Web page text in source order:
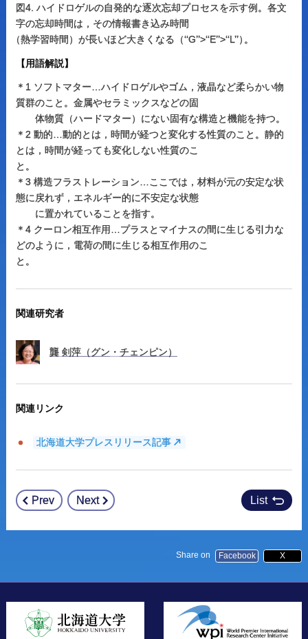
図4. ハイドロゲルの自発的な逐次忘却プロセスを示す例。各文
字の忘却時間は，その情報書き込み時間
（熱学習時間）が長いほど大きくなる（‘‘G’’>‘‘E’’>‘‘L’’） 。
【用語解説】
＊1 ソフトマター…ハイドロゲルやゴム，液晶など柔らかい物
質群のこと。金属やセラミックスなどの固
体物質（ハードマター）にない固有な構造と機能を持つ。
＊2 動的…動的とは，時間が経つと変化する性質のこと。静的
とは，時間が経っても変化しない性質のこ
と。
＊3 構造フラストレーション…ここでは，材料が元の安定な状
態に戻れず，エネルギー的に不安定な状態
に置かれていることを指す。
＊4 クーロン相互作用…プラスとマイナスの間に生じる引力な
どのように，電荷の間に生じる相互作用のこ
と。
関連研究者
龔 剣萍（グン ・ チェンピン）
関連リンク
北海道大学プレスリリース記事
Post
navigation
Prev Next List
Share on Facebook X